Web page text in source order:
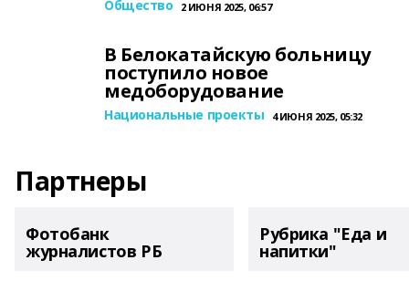
Общество 2 ИЮНЯ 2025, 06:57
В Белокатайскую больницу
поступило новое
медоборудование
Национальные проекты 4 ИЮНЯ 2025, 05:32
Партнеры
Фотобанк
журналистов РБ
Рубрика "Еда и
напитки"